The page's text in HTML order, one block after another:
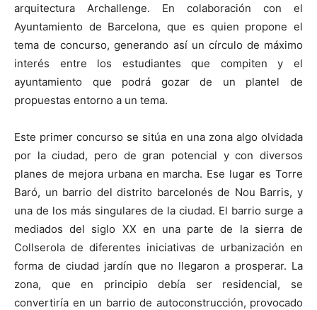
arquitectura Archallenge. En colaboración con el
Ayuntamiento de Barcelona, que es quien propone el
tema de concurso, generando así un círculo de máximo
interés entre los estudiantes que compiten y el
ayuntamiento que podrá gozar de un plantel de
propuestas entorno a un tema.
Este primer concurso se sitúa en una zona algo olvidada
por la ciudad, pero de gran potencial y con diversos
planes de mejora urbana en marcha. Ese lugar es Torre
Baró, un barrio del distrito barcelonés de Nou Barris, y
una de los más singulares de la ciudad. El barrio surge a
mediados del siglo XX en una parte de la sierra de
Collserola de diferentes iniciativas de urbanización en
forma de ciudad jardín que no llegaron a prosperar. La
zona, que en principio debía ser residencial, se
convertiría en un barrio de autoconstrucción, provocado